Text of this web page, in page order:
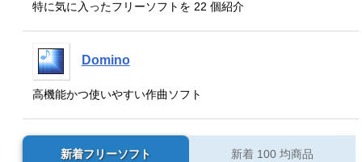
特に気に入ったフリーソフトを 22 個紹介
Domino
高機能かつ使いやすい作曲ソフト
新着フリーソフト 新着 100 均商品